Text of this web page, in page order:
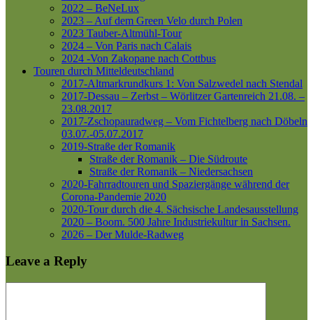
2022 – BeNeLux
2023 – Auf dem Green Velo durch Polen
2023 Tauber-Altmühl-Tour
2024 – Von Paris nach Calais
2024 -Von Zakopane nach Cottbus
Touren durch Mitteldeutschland
2017-Altmarkrundkurs 1: Von Salzwedel nach Stendal
2017-Dessau – Zerbst – Wörlitzer Gartenreich 21.08. –
23.08.2017
2017-Zschopauradweg – Vom Fichtelberg nach Döbeln
03.07.-05.07.2017
2019-Straße der Romanik
Straße der Romanik – Die Südroute
Straße der Romanik – Niedersachsen
2020-Fahrradtouren und Spaziergänge während der
Corona-Pandemie 2020
2020-Tour durch die 4. Sächsische Landesausstellung
2020 – Boom. 500 Jahre Industriekultur in Sachsen.
2026 – Der Mulde-Radweg
Leave a Reply